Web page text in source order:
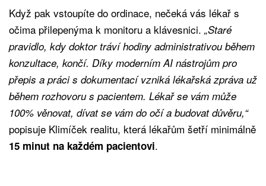
Když pak vstoupíte do ordinace, nečeká vás lékař s
očima přilepenýma k monitoru a klávesnici. „Staré
pravidlo, kdy doktor tráví hodiny administrativou během
konzultace, končí. Díky moderním AI nástrojům pro
přepis a práci s dokumentací vzniká lékařská zpráva už
během rozhovoru s pacientem. Lékař se vám může
100% věnovat, dívat se vám do očí a budovat důvěru,“
popisuje Klimíček realitu, která lékařům šetří minimálně
15 minut na každém pacientovi.